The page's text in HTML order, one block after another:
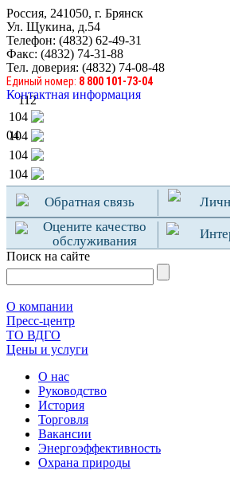
Россия, 241050, г. Брянск
Ул. Щукина, д.54
Телефон: (4832) 62-49-31
Факс: (4832) 74-31-88
Тел. доверия: (4832) 74-08-48
Единый номер: 8 800 101-73-04
Контактная информация
04
112
104
104
104
104
Обратная связь
Оцените качество
обслуживания
Поиск на сайте
О компании
Пресс-центр
TO ВДГО
Цены и услуги
О нас
Руководство
История
Торговля
Вакансии
Энергоэффективность
Охрана природы